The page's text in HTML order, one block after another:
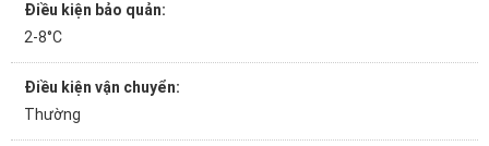
Điều kiện bảo quản:
2-8°C
Điều kiện vận chuyển:
Thường